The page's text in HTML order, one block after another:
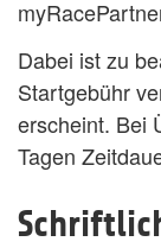
Dabei ist zu
Startgebühr
erscheint. Bei
Tagen